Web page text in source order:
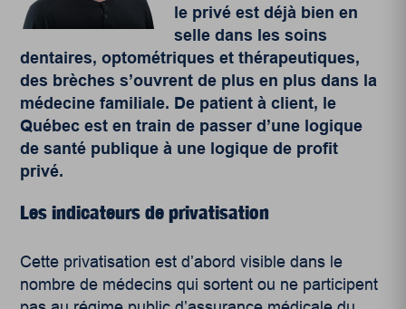
le privé est déjà bien en
selle dans les soins
dentaires, optométriques et thérapeutiques,
des brèches s’ouvrent de plus en plus dans la
médecine familiale. De patient à client, le
Québec est en train de passer d’une logique
de santé publique à une logique de profit
privé.
Les indicateurs de privatisation
Cette privatisation est d’abord visible dans le
nombre de médecins qui sortent ou ne participent